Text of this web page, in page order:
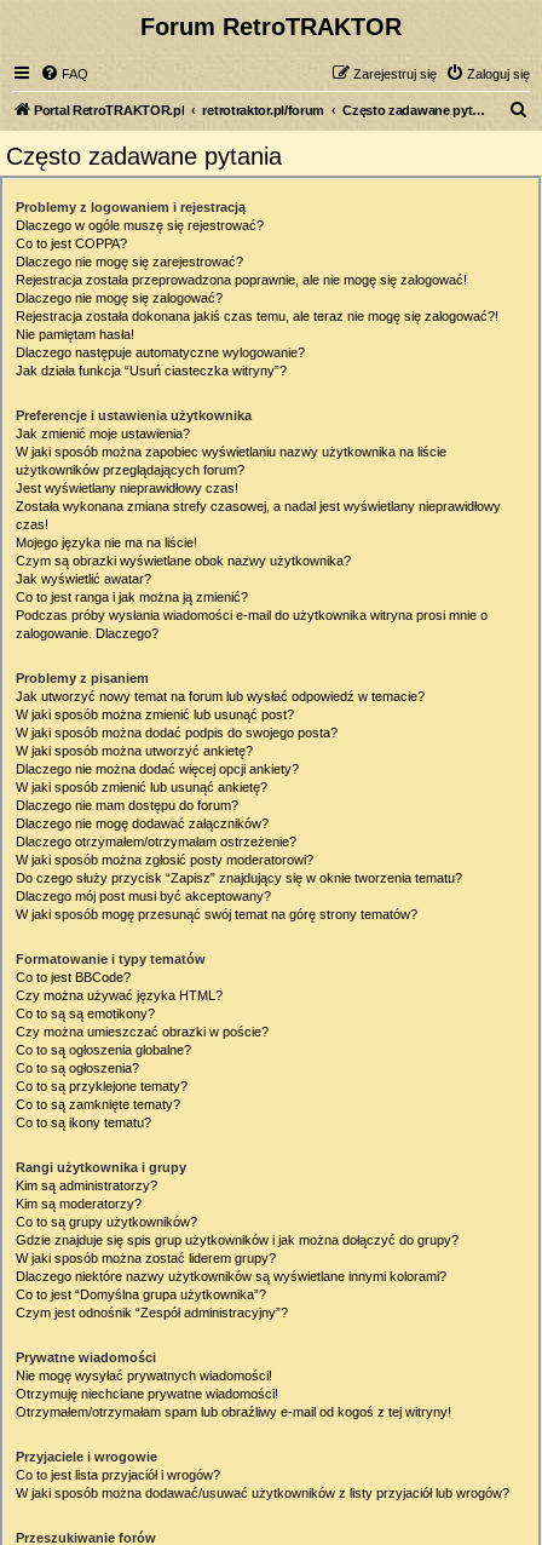
Forum RetroTRAKTOR
FAQ Zaloguj się
Zarejestruj się
Portal RetroTRAKTOR.pl retrotraktor.pl/forum Często zadawane pytania
Często zadawane pytania
Problemy z logowaniem i rejestracją
Dlaczego w ogóle muszę się rejestrować?
Co to jest COPPA?
Dlaczego nie mogę się zarejestrować?
Rejestracja została przeprowadzona poprawnie, ale nie mogę się zalogować!
Dlaczego nie mogę się zalogować?
Rejestracja została dokonana jakiś czas temu, ale teraz nie mogę się zalogować?!
Nie pamiętam hasła!
Dlaczego następuje automatyczne wylogowanie?
Jak działa funkcja “Usuń ciasteczka witryny”?
Preferencje i ustawienia użytkownika
Jak zmienić moje ustawienia?
W jaki sposób można zapobiec wyświetlaniu nazwy użytkownika na liście
użytkowników przeglądających forum?
Jest wyświetlany nieprawidłowy czas!
Została wykonana zmiana strefy czasowej, a nadal jest wyświetlany nieprawidłowy
czas!
Mojego języka nie ma na liście!
Czym są obrazki wyświetlane obok nazwy użytkownika?
Jak wyświetlić awatar?
Co to jest ranga i jak można ją zmienić?
Podczas próby wysłania wiadomości e-mail do użytkownika witryna prosi mnie o
zalogowanie. Dlaczego?
Problemy z pisaniem
Jak utworzyć nowy temat na forum lub wysłać odpowiedź w temacie?
W jaki sposób można zmienić lub usunąć post?
W jaki sposób można dodać podpis do swojego posta?
W jaki sposób można utworzyć ankietę?
Dlaczego nie można dodać więcej opcji ankiety?
W jaki sposób zmienić lub usunąć ankietę?
Dlaczego nie mam dostępu do forum?
Dlaczego nie mogę dodawać załączników?
Dlaczego otrzymałem/otrzymałam ostrzeżenie?
W jaki sposób można zgłosić posty moderatorowi?
Do czego służy przycisk “Zapisz” znajdujący się w oknie tworzenia tematu?
Dlaczego mój post musi być akceptowany?
W jaki sposób mogę przesunąć swój temat na górę strony tematów?
Formatowanie i typy tematów
Co to jest BBCode?
Czy można używać języka HTML?
Co to są są emotikony?
Czy można umieszczać obrazki w poście?
Co to są ogłoszenia globalne?
Co to są ogłoszenia?
Co to są przyklejone tematy?
Co to są zamknięte tematy?
Co to są ikony tematu?
Rangi użytkownika i grupy
Kim są administratorzy?
Kim są moderatorzy?
Co to są grupy użytkowników?
Gdzie znajduje się spis grup użytkowników i jak można dołączyć do grupy?
W jaki sposób można zostać liderem grupy?
Dlaczego niektóre nazwy użytkowników są wyświetlane innymi kolorami?
Co to jest “Domyślna grupa użytkownika”?
Czym jest odnośnik “Zespół administracyjny”?
Prywatne wiadomości
Nie mogę wysyłać prywatnych wiadomości!
Otrzymuję niechciane prywatne wiadomości!
Otrzymałem/otrzymałam spam lub obraźliwy e-mail od kogoś z tej witryny!
Przyjaciele i wrogowie
Co to jest lista przyjaciół i wrogów?
W jaki sposób można dodawać/usuwać użytkowników z listy przyjaciół lub wrogów?
Przeszukiwanie forów